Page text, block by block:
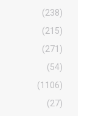
(238)
(215)
(271)
(54)
(1106)
(27)